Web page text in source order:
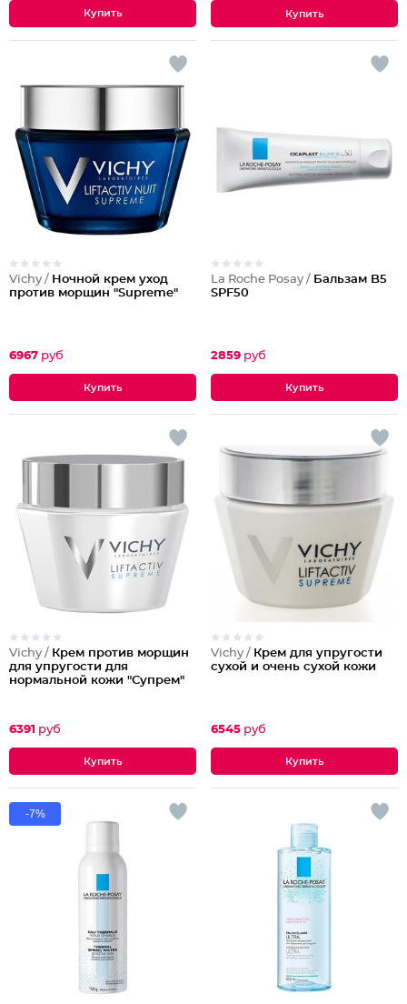
Vichy / Ночной крем уход
против морщин "Supreme"
6967 руб
La Roche Posay / Бальзам B5
SPF50
2859 руб
Vichy / Крем против морщин
для упругости для
нормальной кожи "Супрем"
6391 руб
Vichy / Крем для упругости
сухой и очень сухой кожи
6545 руб
-7%